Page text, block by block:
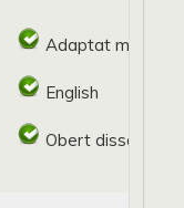
Adaptat
English
Obert dissabte